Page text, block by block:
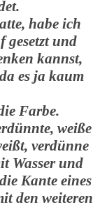
habe ich
gesetzt und
kannst,
es ja kaum
Farbe.
weiße
verdünne
Wasser und
Kante eines
den weiteren